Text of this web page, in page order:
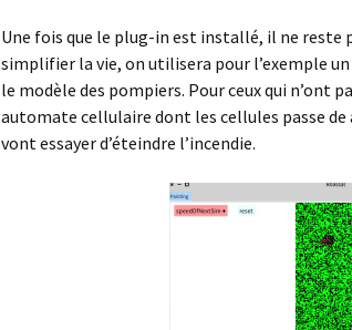
Une fois que le plug-in est installé, il ne reste
simplifier la vie, on utilisera pour l’exemple
le modèle des pompiers. Pour ceux qui n’ont
automate cellulaire dont les cellules passe
vont essayer d’éteindre l’incendie.